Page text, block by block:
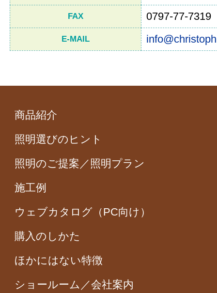
FAX 0797-77-7319
E-MAIL
商品紹介
照明選びのヒント
照明のご提案／照明プラン
施工例
ウェブカタログ（PC向け）
購入のしかた
ほかにはない特徴
ショールーム／会社案内